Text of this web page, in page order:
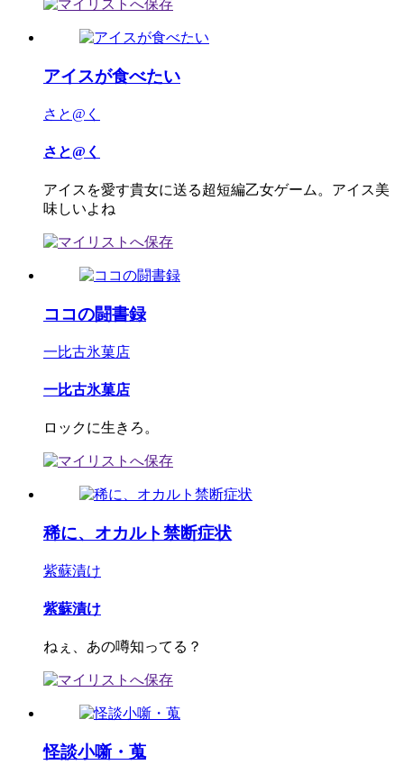
アイスが食べたい
さと@く
さと@く
アイスを愛す貴女に送る超短編乙女ゲーム。アイス美
味しいよね
ココの闘書録
一比古氷菓店
一比古氷菓店
ロックに生きろ。
稀に、オカルト禁断症状
紫蘇漬け
紫蘇漬け
ねぇ、あの噂知ってる？
怪談小噺・蒐